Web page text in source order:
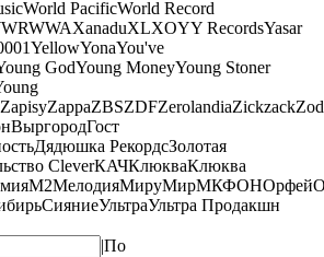
World PacificWorld Record
WWAXanaduXLXOYY RecordsYasar
YellowYonaYou've
GodYoung MoneyYoung Stoner
ZapisyZappaZBSZDFZerolandiaZickzack
ВыргородГост
Дядюшка РекордсЗолотая
CleverКАЧКлюкваКлюква
М2МелодияМируМирМКФОНОрфей
СияниеУльтраУльтра Продакшн
|По